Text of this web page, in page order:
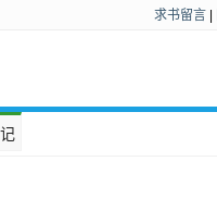
求书留言